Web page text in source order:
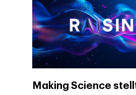
Making Science